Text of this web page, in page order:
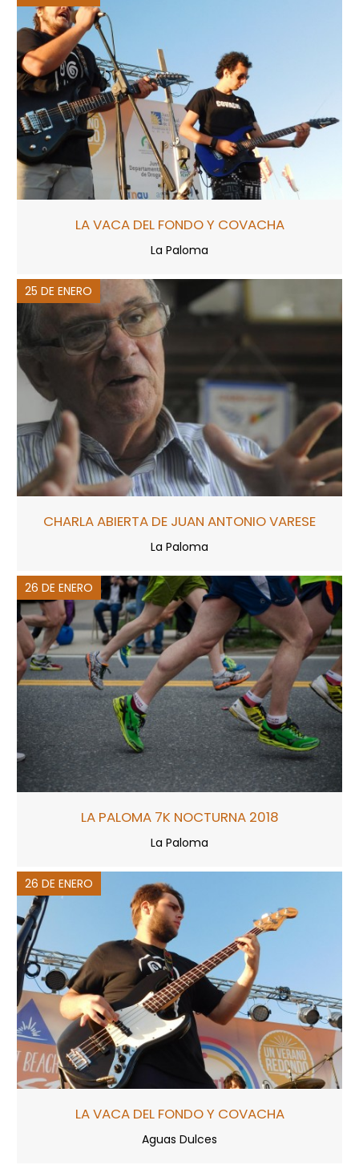
LA VACA DEL FONDO Y COVACHA
La Paloma
25 DE ENERO
CHARLA ABIERTA DE JUAN ANTONIO VARESE
La Paloma
26 DE ENERO
LA PALOMA 7K NOCTURNA 2018
La Paloma
26 DE ENERO
LA VACA DEL FONDO Y COVACHA
Aguas Dulces